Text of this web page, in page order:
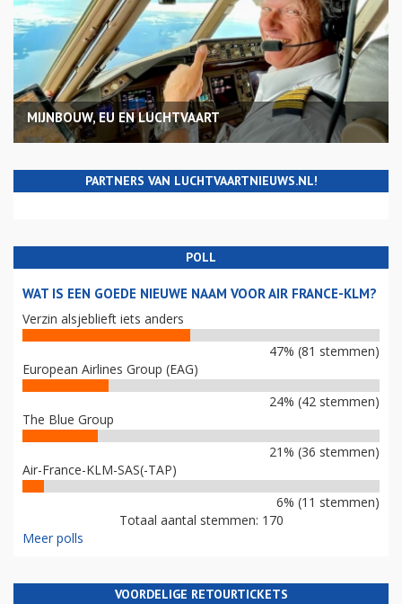
MIJNBOUW, EU EN LUCHTVAART
PARTNERS VAN LUCHTVAARTNIEUWS.NL!
POLL
WAT IS EEN GOEDE NIEUWE NAAM VOOR AIR FRANCE-KLM?
Verzin alsjeblieft iets anders
47% (81 stemmen)
European Airlines Group (EAG)
24% (42 stemmen)
The Blue Group
21% (36 stemmen)
Air-France-KLM-SAS(-TAP)
6% (11 stemmen)
Totaal aantal stemmen: 170
Meer polls
VOORDELIGE RETOURTICKETS